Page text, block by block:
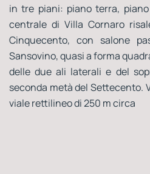
in tre piani: piano terra,
centrale di Villa Cornaro
Cinquecento, con salone
Sansovino, quasi a forma
delle due ali laterali e del
seconda metà del Settecento.
viale rettilineo di 250 m circa